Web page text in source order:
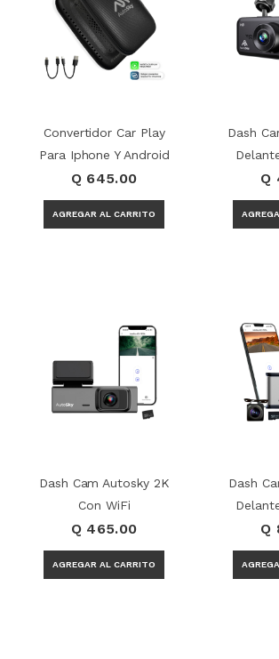
Convertidor Car Play
Para Iphone Y Android
Q 645.00
Dash
Q
Dash Cam Autosky 2K
Con WiFi
Q 465.00
Dash
Q